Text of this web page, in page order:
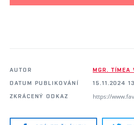
AUTOR
MGR. TÍMEA
DATUM PUBLIKOVÁNÍ
15.11.2024
ZKRÁCENÝ ODKAZ
https://